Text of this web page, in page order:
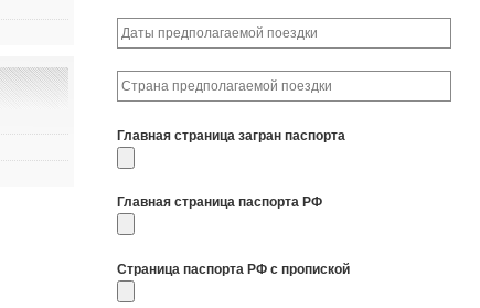
Главная страница загран паспорта
Главная страница паспорта РФ
Страница паспорта РФ с пропиской